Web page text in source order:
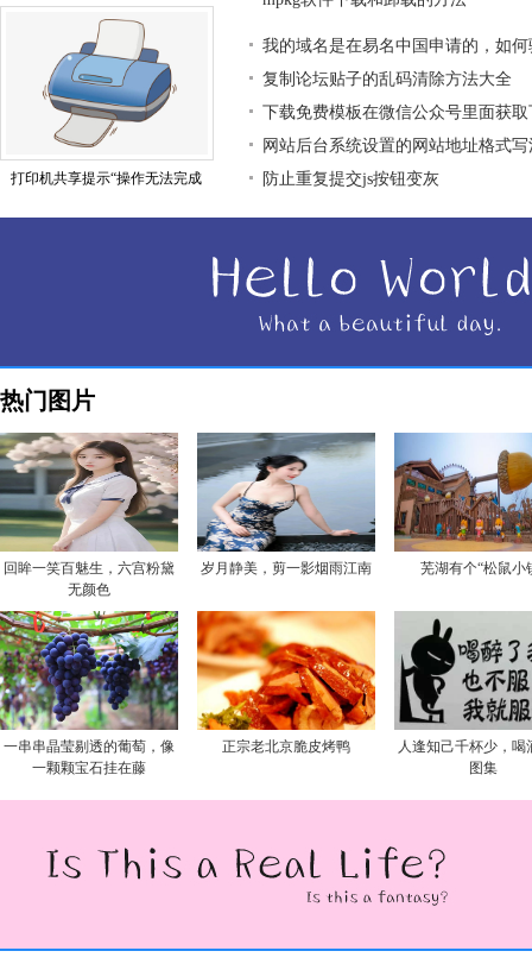
打印机共享提示“操作无法完成
我的域名是在易名中国申请的，如
复制论坛贴子的乱码清除方法大全
下载免费模板在微信公众号里面获
网站后台系统设置的网站地址格式写
防止重复提交js按钮变灰
热门图片
回眸一笑百魅生，六宫粉黛
无颜色
岁月静美，剪一影烟雨江南 芜湖有个“松鼠小
一串串晶莹剔透的葡萄，像
一颗颗宝石挂在藤
正宗老北京脆皮烤鸭
人逢知己千杯少，喝
图集